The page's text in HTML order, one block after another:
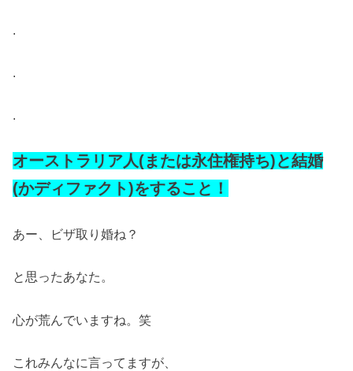
.
.
オーストラリア人(または永住権持ち)と結婚
(かディファクト)をすること！
あー、ビザ取り婚ね？
と思ったあなた。
心が荒んでいますね。笑
これみんなに言ってますが、